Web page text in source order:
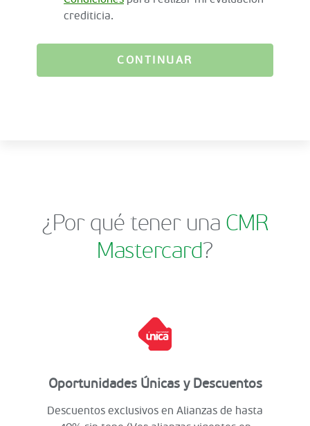
crediticia.
CONTINUAR
¿Por qué tener una CMR
Mastercard?
Oportunidades Únicas y Descuentos
Descuentos exclusivos en Alianzas de hasta